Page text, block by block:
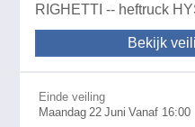
RIGHETTI -- heftruck
Bekijk
Einde veiling
Maandag 22 Juni Vanaf 16:00